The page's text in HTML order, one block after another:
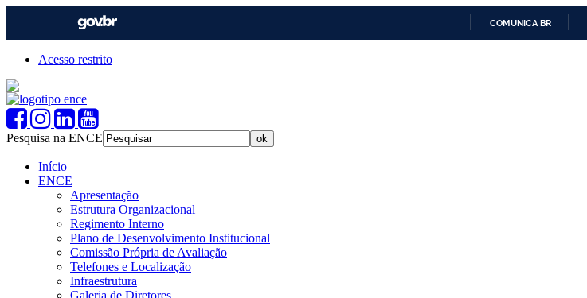
COMUNICA BR
Acesso restrito
Pesquisa na ENCE
Início
ENCE
Apresentação
Estrutura Organizacional
Regimento Interno
Plano de Desenvolvimento Institucional
Comissão Própria de Avaliação
Telefones e Localização
Infraestrutura
Galeria de Diretores